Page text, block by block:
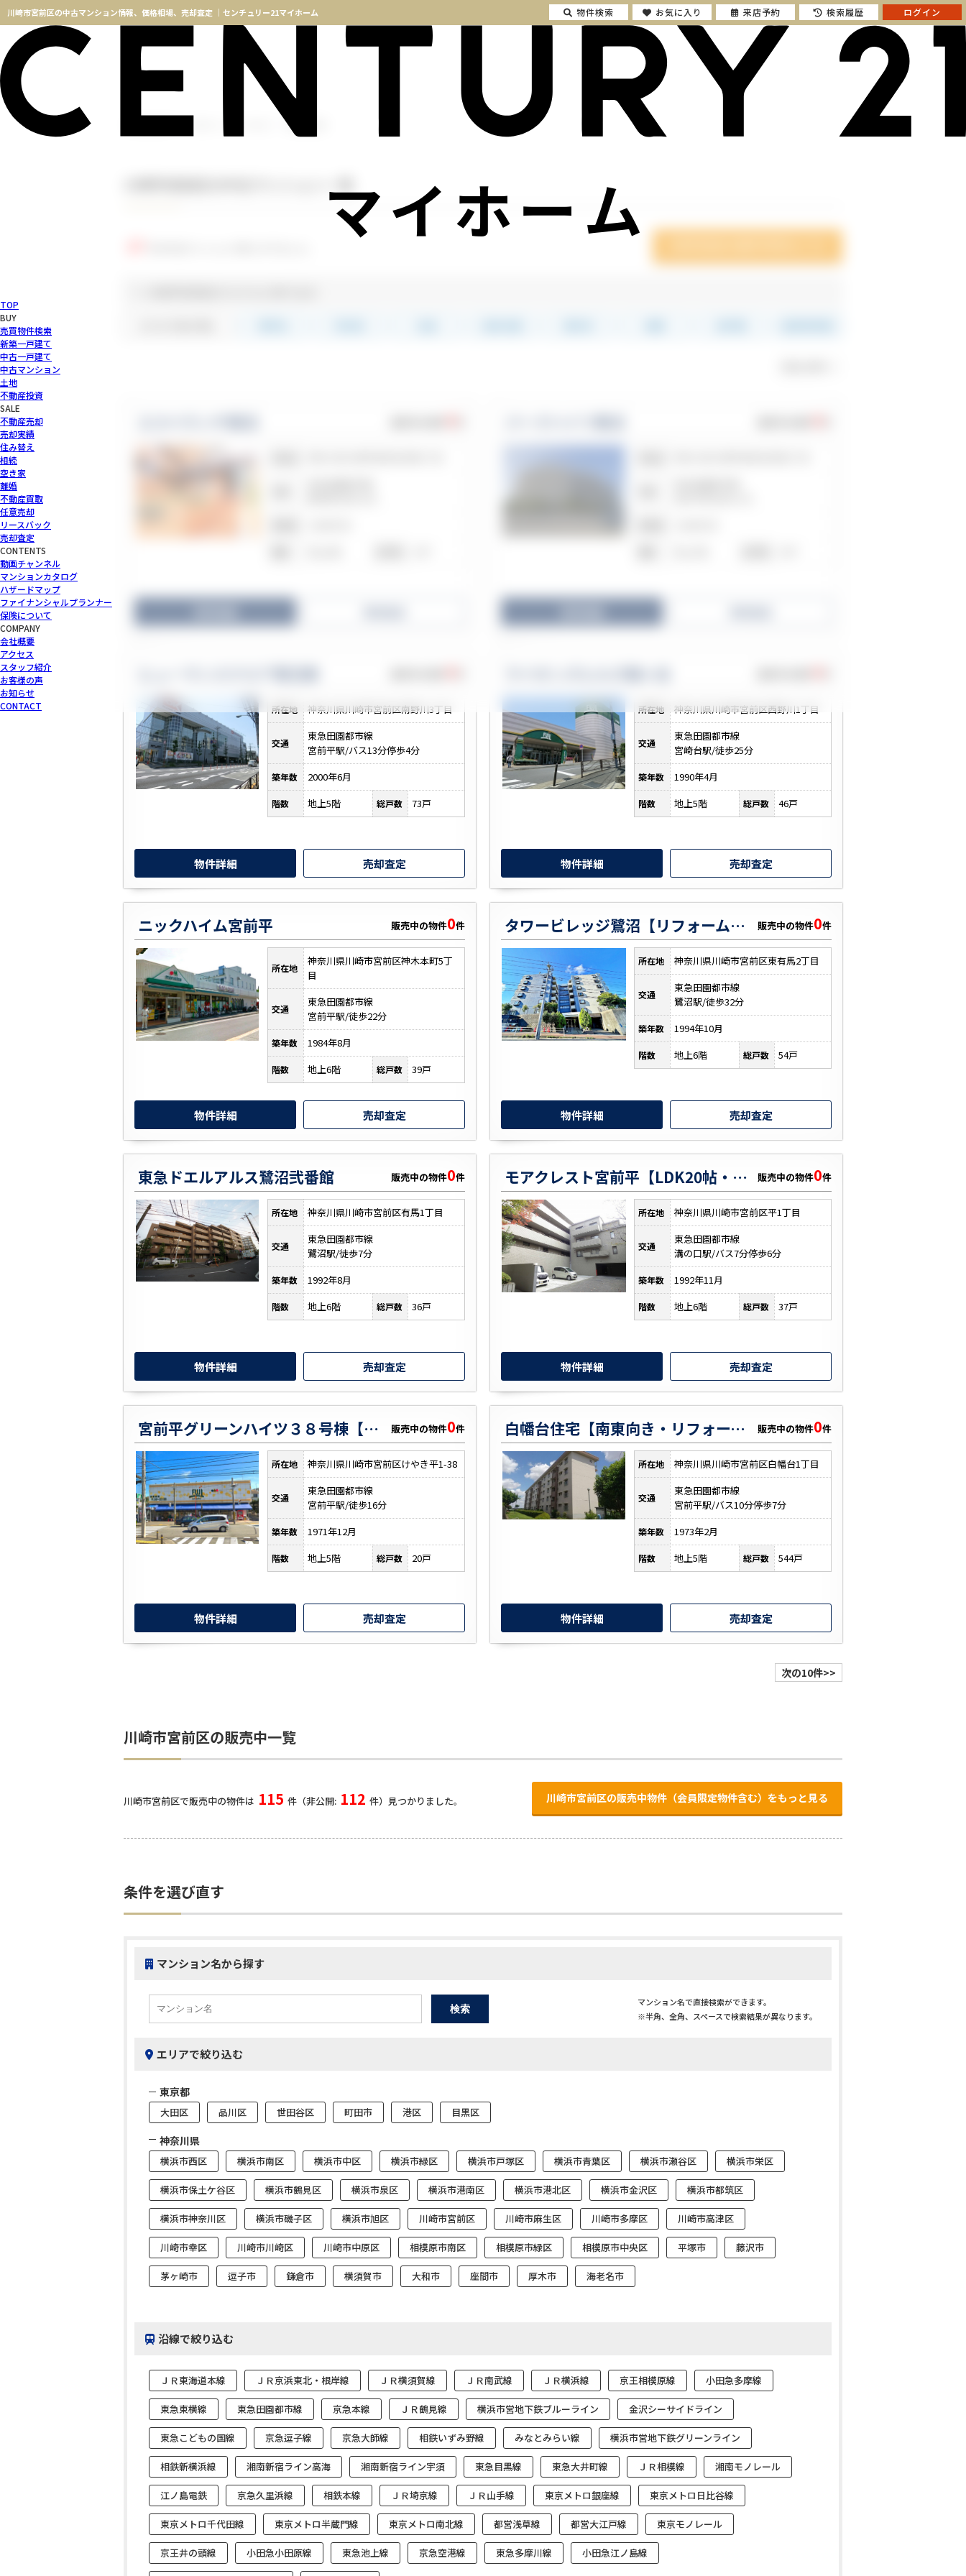
川崎市宮前区の中古マンション情報、価格相場、売却査定 ｜センチュリー21マイホーム
マイホーム
TOP
BUY
売買物件検索
新築一戸建て
中古一戸建て
中古マンション
土地
不動産投資
SALE
不動産売却
売却実績
住み替え
相続
空き家
離婚
不動産買取
任意売却
リースバック
売却査定
CONTENTS
動画チャンネル
マンションカタログ
ハザードマップ
ファイナンシャルプランナー
保険について
COMPANY
会社概要
アクセス
スタッフ紹介
お客様の声
お知らせ
CONTACT
中古マンションカタログ 川崎市宮前区
所在地 神奈川県川崎市宮前区南野川3丁目
交通
東急田園都市線
宮前平駅/バス13分停歩4分
築年数 2000年6月
階数 地上5階 総戸数 73戸
物件詳細 売却査定
所在地 神奈川県川崎市宮前区西野川1丁目
交通
東急田園都市線
宮崎台駅/徒歩25分
築年数 1990年4月
階数 地上5階 総戸数 46戸
物件詳細 売却査定
ニックハイム宮前平 販売中の物件0件
所在地
神奈川県川崎市宮前区神木本町5丁
目
交通
東急田園都市線
宮前平駅/徒歩22分
築年数 1984年8月
階数 地上6階 総戸数 39戸
物件詳細 売却査定
タワービレッジ鷺沼【リフォーム・WIC・バス停歩3分】 販売中の物件0件
所在地 神奈川県川崎市宮前区東有馬2丁目
交通
東急田園都市線
鷺沼駅/徒歩32分
築年数 1994年10月
階数 地上6階 総戸数 54戸
物件詳細 売却査定
東急ドエルアルス鷺沼弐番館 販売中の物件0件
所在地 神奈川県川崎市宮前区有馬1丁目
交通
東急田園都市線
鷺沼駅/徒歩7分
築年数 1992年8月
階数 地上6階 総戸数 36戸
物件詳細 売却査定
モアクレスト宮前平【LDK20帖・ペットOK・リフォーム】 販売中の物件0件
所在地 神奈川県川崎市宮前区平1丁目
交通
東急田園都市線
溝の口駅/バス7分停歩6分
築年数 1992年11月
階数 地上6階 総戸数 37戸
物件詳細 売却査定
宮前平グリーンハイツ３８号棟【南西向き・リノベ】 販売中の物件0件
所在地 神奈川県川崎市宮前区けやき平1-38
交通
東急田園都市線
宮前平駅/徒歩16分
築年数 1971年12月
階数 地上5階 総戸数 20戸
物件詳細 売却査定
白幡台住宅【南東向き・リフォーム・総戸数544戸】 販売中の物件0件
所在地 神奈川県川崎市宮前区白幡台1丁目
交通
東急田園都市線
宮前平駅/バス10分停歩7分
築年数 1973年2月
階数 地上5階 総戸数 544戸
物件詳細 売却査定
次の10件>>
川崎市宮前区の販売中一覧
川崎市宮前区で販売中の物件は 115 件（非公開: 112 件）見つかりました。 川崎市宮前区の販売中物件（会員限定物件含む）をもっと見る
条件を選び直す
マンション名から探す
マンション名で直接検索ができます。
※半角、全角、スペースで検索結果が異なります。
エリアで絞り込む
東京都
大田区 品川区 世田谷区 町田市 港区 目黒区
神奈川県
横浜市西区 横浜市南区 横浜市中区 横浜市緑区 横浜市戸塚区 横浜市青葉区 横浜市瀬谷区 横浜市栄区
横浜市保土ケ谷区 横浜市鶴見区 横浜市泉区 横浜市港南区 横浜市港北区 横浜市金沢区 横浜市都筑区
横浜市神奈川区 横浜市磯子区 横浜市旭区 川崎市宮前区 川崎市麻生区 川崎市多摩区 川崎市高津区
川崎市幸区 川崎市川崎区 川崎市中原区 相模原市南区 相模原市緑区 相模原市中央区 平塚市 藤沢市
茅ヶ崎市 逗子市 鎌倉市 横須賀市 大和市 座間市 厚木市 海老名市
沿線で絞り込む
ＪＲ東海道本線 ＪＲ京浜東北・根岸線 ＪＲ横須賀線 ＪＲ南武線 ＪＲ横浜線 京王相模原線 小田急多摩線
東急東横線 東急田園都市線 京急本線 ＪＲ鶴見線 横浜市営地下鉄ブルーライン 金沢シーサイドライン
東急こどもの国線 京急逗子線 京急大師線 相鉄いずみ野線 みなとみらい線 横浜市営地下鉄グリーンライン
相鉄新横浜線 湘南新宿ライン高海 湘南新宿ライン宇須 東急目黒線 東急大井町線 ＪＲ相模線 湘南モノレール
江ノ島電鉄 京急久里浜線 相鉄本線 ＪＲ埼京線 ＪＲ山手線 東京メトロ銀座線 東京メトロ日比谷線
東京メトロ千代田線 東京メトロ半蔵門線 東京メトロ南北線 都営浅草線 都営大江戸線 東京モノレール
京王井の頭線 小田急小田原線 東急池上線 京急空港線 東急多摩川線 小田急江ノ島線
物件検索 お気に入り 来店予約 検索履歴 ログイン